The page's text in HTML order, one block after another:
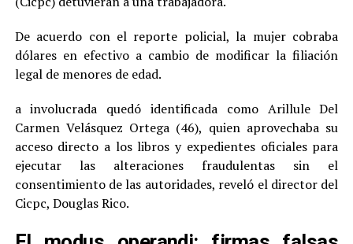
De acuerdo con el reporte policial, la mujer cobraba
dólares en efectivo a cambio de modificar la filiación
legal de menores de edad.
a involucrada quedó identificada como Arillule Del
Carmen Velásquez Ortega (46), quien aprovechaba su
acceso directo a los libros y expedientes oficiales para
ejecutar las alteraciones fraudulentas sin el
consentimiento de las autoridades, reveló el director del
Cicpc, Douglas Rico.